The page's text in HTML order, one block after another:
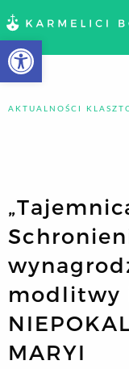
Otwórz pasek narzędzi
AKTUALNOŚCI
modlitwy
MARYI